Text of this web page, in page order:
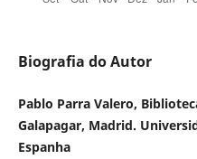
Biografia do Autor
Pablo Parra Valero,
Galapagar, Madrid.
Espanha